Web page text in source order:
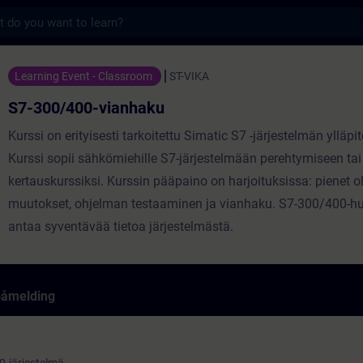
- Opplæring - Opplæring - Faglig
Learning Event - Classroom ST-VIKA
S7-300/400-vianhaku
Kurssi on erityisesti tarkoitettu Simatic S7 -järjestelmän
Kurssi sopii sähkömiehille S7-järjestelmään perehtymiseen tai
kertauskurssiksi. Kurssin pääpaino on harjoituksissa: pienet
muutokset, ohjelman testaaminen ja vianhaku. S7-300/400-
antaa syventävää tietoa järjestelmästä.